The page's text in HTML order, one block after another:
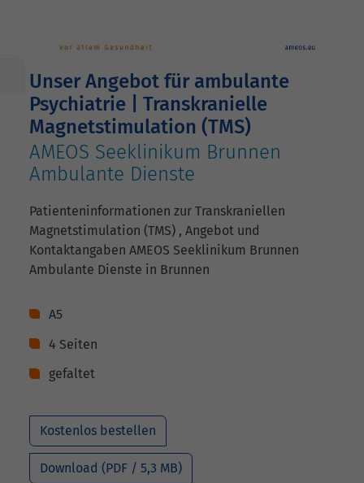
Unser Angebot für ambulante
Psychiatrie | Transkranielle
Magnetstimulation (TMS)
AMEOS Seeklinikum Brunnen
Ambulante Dienste
Patienteninformationen zur Transkraniellen
Magnetstimulation (TMS) , Angebot und
Kontaktangaben AMEOS Seeklinikum Brunnen
Ambulante Dienste in Brunnen
A5
4 Seiten
gefaltet
Kostenlos bestellen
Download (PDF / 5,3 MB)